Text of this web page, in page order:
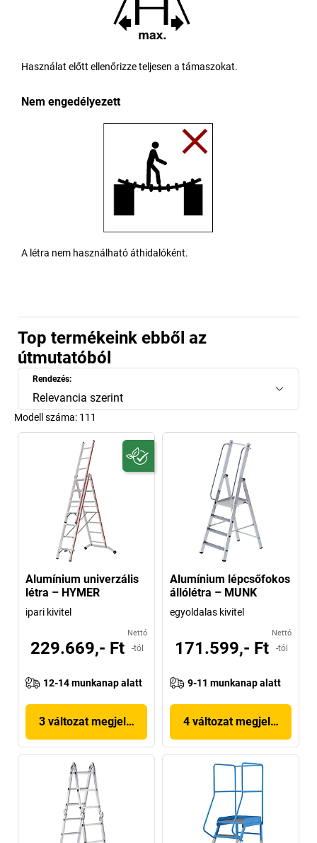
Használat előtt ellenőrizze teljesen a támaszokat.
Nem engedélyezett
A létra nem használható áthidalóként.
Top termékeink ebből az
útmutatóból
Rendezés:
Relevancia szerint
Modell száma: 111
Alumínium univerzális
létra – HYMER
ipari kivitel
Nettó
229.669,- Ft -tól
12-14 munkanap alatt
3 változat megjelenítése
Alumínium lépcsőfokos
állólétra – MUNK
egyoldalas kivitel
Nettó
171.599,- Ft -tól
9-11 munkanap alatt
4 változat megjelenítése